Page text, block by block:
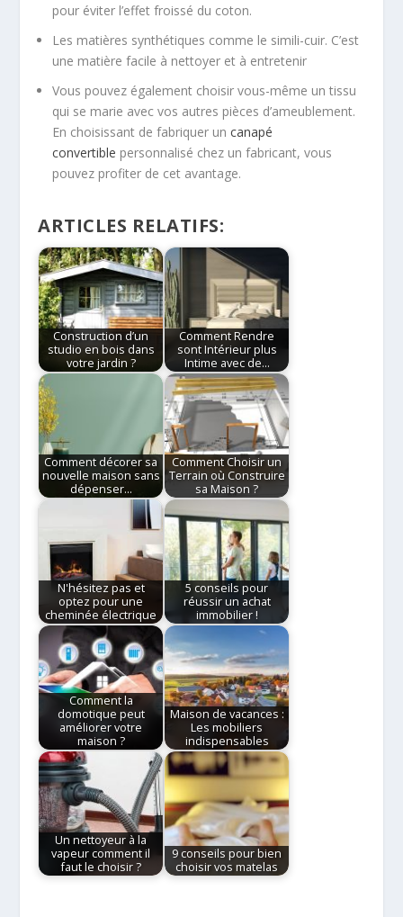
pour éviter l’effet froissé du coton.
Les matières synthétiques comme le simili-cuir. C’est
une matière facile à nettoyer et à entretenir
Vous pouvez également choisir vous-même un tissu
qui se marie avec vos autres pièces d’ameublement.
En choisissant de fabriquer uncanapé
convertible personnalisé chez un fabricant, vous
pouvez profiter de cet avantage.
ARTICLES RELATIFS:
Construction d’un
studio en bois dans
votre jardin ?
Comment Rendre
sont Intérieur plus
Intime avec de…
Comment décorer sa
nouvelle maison sans
dépenser…
Comment Choisir un
Terrain où Construire
sa Maison ?
N'hésitez pas et
optez pour une
cheminée électrique
5 conseils pour
réussir un achat
immobilier !
Comment la
domotique peut
améliorer votre
maison ?
Maison de vacances :
Les mobiliers
indispensables
Un nettoyeur à la
vapeur comment il
faut le choisir ?
9 conseils pour bien
choisir vos matelas